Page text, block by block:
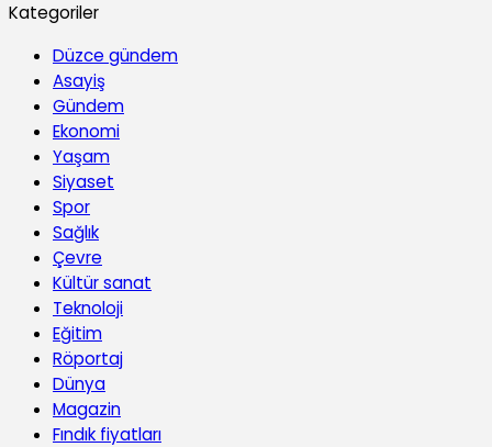
Kategoriler
Düzce gündem
Asayiş
Gündem
Ekonomi
Yaşam
Siyaset
Spor
Sağlık
Çevre
Kültür sanat
Teknoloji
Eğitim
Röportaj
Dünya
Magazin
Fındık fiyatları